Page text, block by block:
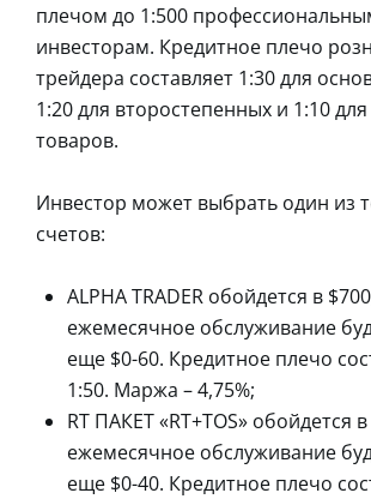
плечом до 1:500
инвесторам. Кредитное плечо
трейдера составляет 1:30 для
1:20 для второстепенных и 1:10
товаров.
Инвестор может выбрать один из
счетов:
ALPHA TRADER обойдется в
ежемесячное обслуживание
еще $0-60. Кредитное плечо
1:50. Маржа – 4,75%;
RT ПАКЕТ «RT+TOS» обойдется
ежемесячное обслуживание
еще $0-40. Кредитное плечо